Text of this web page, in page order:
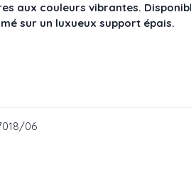
aux couleurs vibrantes.
sur un luxueux support épais.
03
réf : PCL7018/01
- réf : PCL7018/05
06